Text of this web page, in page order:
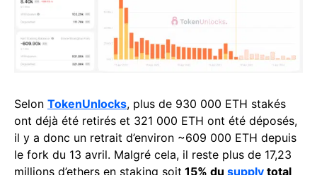
Selon TokenUnlocks, plus de 930 000 ETH stakés
ont déjà été retirés et 321 000 ETH ont été déposés,
il y a donc un retrait d’environ ~609 000 ETH depuis
le fork du 13 avril. Malgré cela, il reste plus de 17,23
millions d’ethers en staking soit 15% du supply total